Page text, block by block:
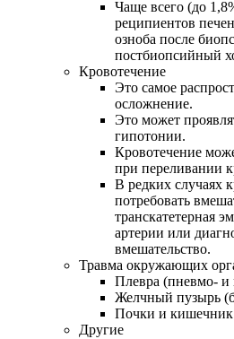
Чаще всего (до
реципиентов
озноба после
постбиопсийный
Кровотечение
Это самое
осложнение.
Это может
гипотонии.
Кровотечение
при переливании
В редких случаях
потребовать
транскатетерная
артерии или
вмешательство.
Травма окружающих
Плевра (пневмо- и
Желчный пузырь
Почки и кишечник
Другие